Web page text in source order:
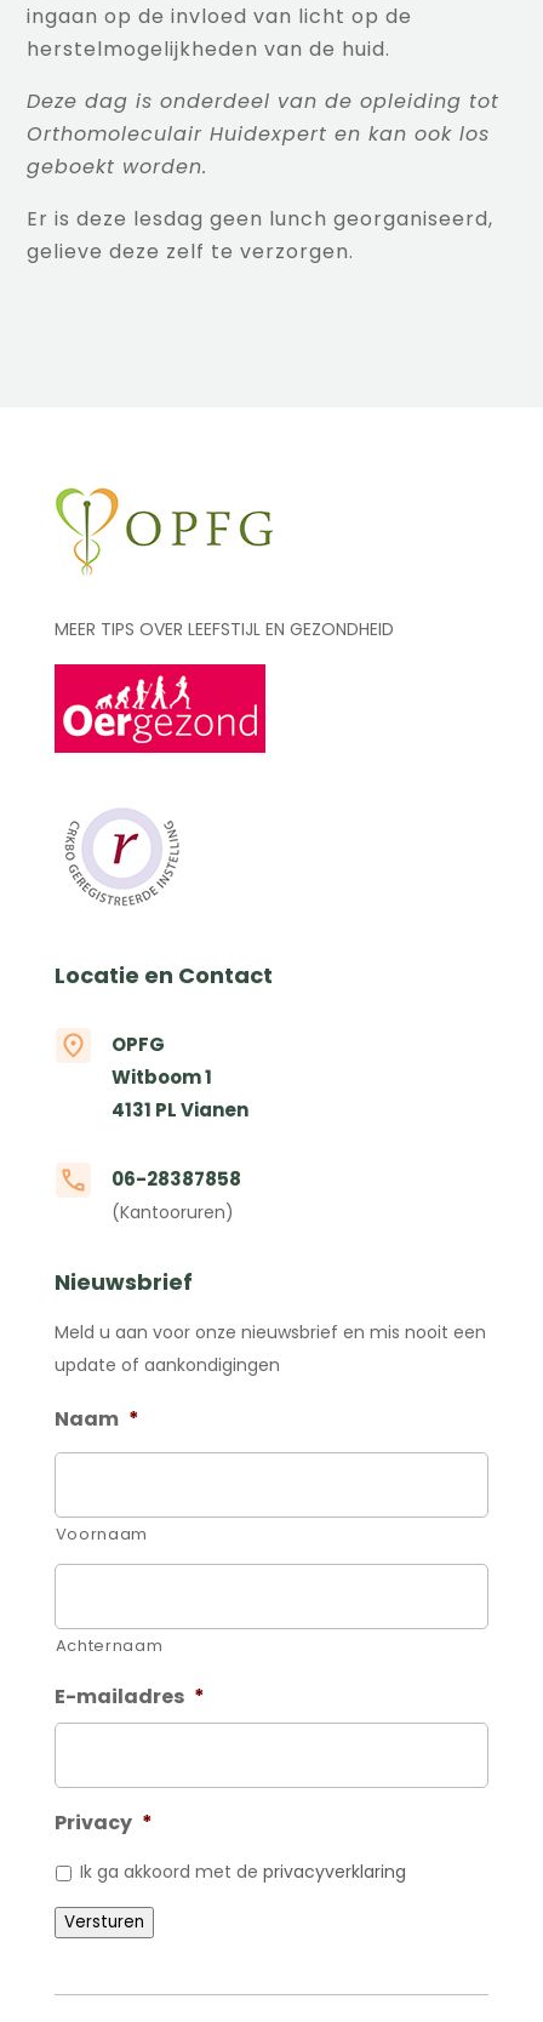
ingaan op de invloed van licht op de
herstelmogelijkheden van de huid.
Deze dag is onderdeel van de opleiding tot
Orthomoleculair Huidexpert en kan ook los
geboekt worden.
Er is deze lesdag geen lunch georganiseerd,
gelieve deze zelf te verzorgen.
MEER TIPS OVER LEEFSTIJL EN GEZONDHEID
Locatie en Contact
OPFG
Witboom 1
4131 PL Vianen
06-28387858
(Kantooruren)
Nieuwsbrief
Meld u aan voor onze nieuwsbrief en mis nooit een
update of aankondigingen
Naam *
Voornaam
Achternaam
E-mailadres *
Privacy *
Ik ga akkoord met de privacyverklaring
Versturen